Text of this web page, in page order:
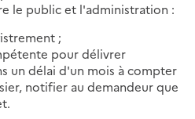
le public et l'administration :
;
pour délivrer
un délai d'un mois à compter
notifier au demandeur que